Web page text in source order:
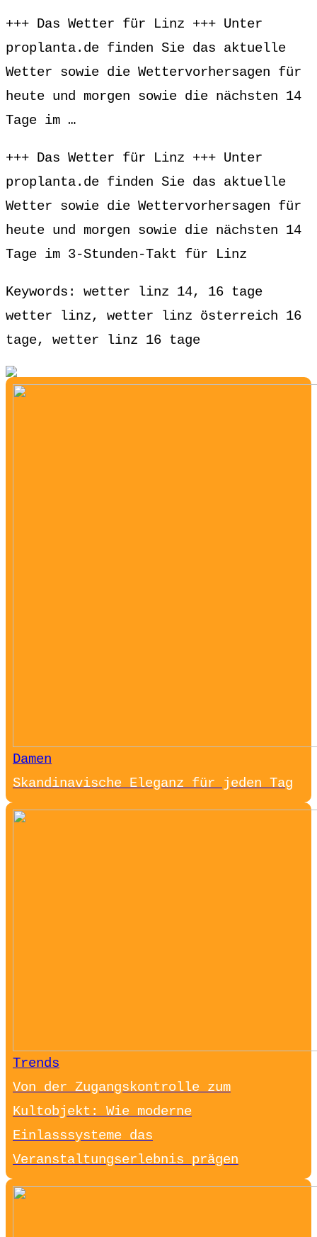
+++ Das Wetter für Linz +++ Unter
proplanta.de finden Sie das aktuelle
Wetter sowie die Wettervorhersagen für
heute und morgen sowie die nächsten 14
Tage im …
+++ Das Wetter für Linz +++ Unter
proplanta.de finden Sie das aktuelle
Wetter sowie die Wettervorhersagen für
heute und morgen sowie die nächsten 14
Tage im 3-Stunden-Takt für Linz
Keywords: wetter linz 14, 16 tage
wetter linz, wetter linz österreich 16
tage, wetter linz 16 tage
Damen
Skandinavische Eleganz für jeden Tag
Trends
Von der Zugangskontrolle zum
Kultobjekt: Wie moderne
Einlasssysteme das
Veranstaltungserlebnis prägen